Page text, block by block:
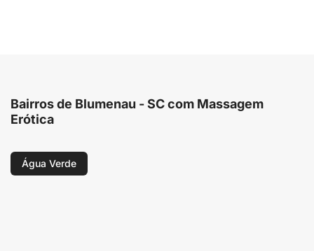
Bairros de Blumenau - SC com Massagem
Erótica
Água Verde